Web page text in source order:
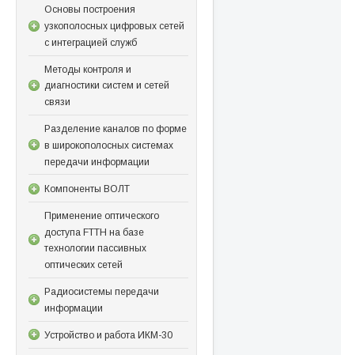
Основы построения
узкополосных цифровых сетей
с интеграцией служб
Методы контроля и
диагностики систем и сетей
связи
Разделение каналов по форме
в широкополосных системах
передачи информации
Компоненты ВОЛТ
Применение оптического
доступа FTTH на базе
технологии пассивных
оптических сетей
Радиосистемы передачи
информации
Устройство и работа ИКМ-30